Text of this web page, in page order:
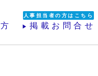
人事担当者の方はこちら
掲載お問合せ